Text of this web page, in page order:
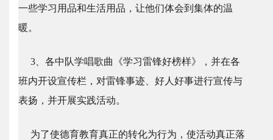
一些学习用品和生活用品，让他们体会到集体的温
暖。
3、各中队学唱歌曲《学习雷锋好榜样》，并在各
班内开设宣传栏，对雷锋事迹、好人好事进行宣传与
表扬，并开展实践活动。
为了使德育教育真正的转化为行为，使活动真正落